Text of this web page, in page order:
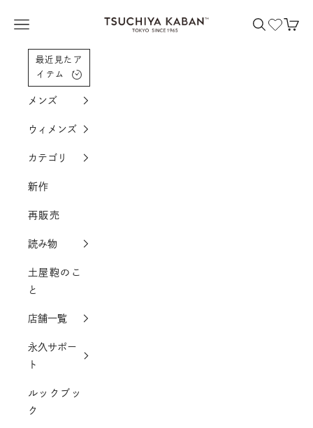
土屋鞄製造所
メニューを開く 検索を開く
カー
最近見たア
イテム
メンズ
ウィメンズ
カテゴリ
新作
再販売
読み物
土屋鞄のこ
と
店舗一覧
永久サポー
ト
ルックブッ
ク